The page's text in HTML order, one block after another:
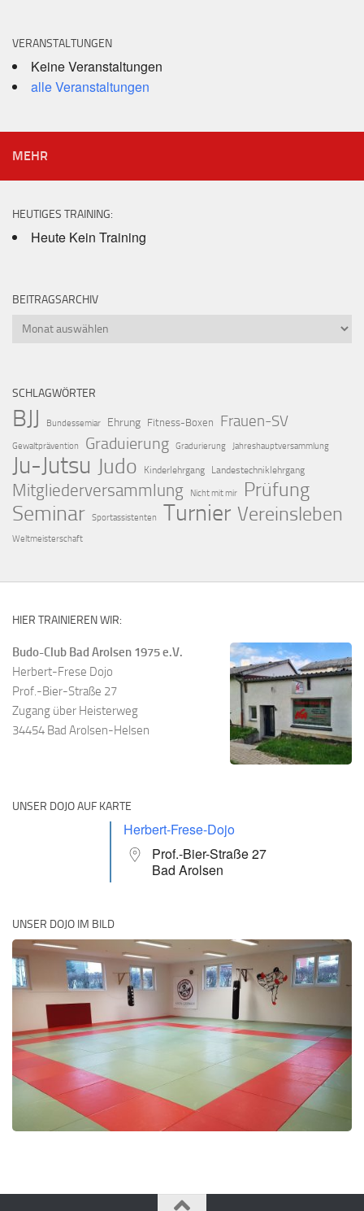
VERANSTALTUNGEN
Keine Veranstaltungen
alle Veranstaltungen
MEHR
HEUTIGES TRAINING:
Heute Kein Training
BEITRAGSARCHIV
Beitragsarchiv
SCHLAGWÖRTER
BJJ Bundessemiar Ehrung Fitness-Boxen Frauen-SV
Gewaltprävention Graduierung Gradurierung Jahreshauptversammlung
Ju-Jutsu Judo Kinderlehrgang Landestechniklehrgang
Mitgliederversammlung Nicht mit mir Prüfung
Seminar Sportassistenten Turnier Vereinsleben
Weltmeisterschaft
HIER TRAINIEREN WIR:
Budo-Club Bad Arolsen 1975 e.V.
Herbert-Frese Dojo
Prof.-Bier-Straße 27
Zugang über Heisterweg
34454 Bad Arolsen-Helsen
UNSER DOJO AUF KARTE
Herbert-Frese-Dojo
Prof.-Bier-Straße 27
Bad Arolsen
UNSER DOJO IM BILD